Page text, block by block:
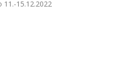
11.-15.12.2022